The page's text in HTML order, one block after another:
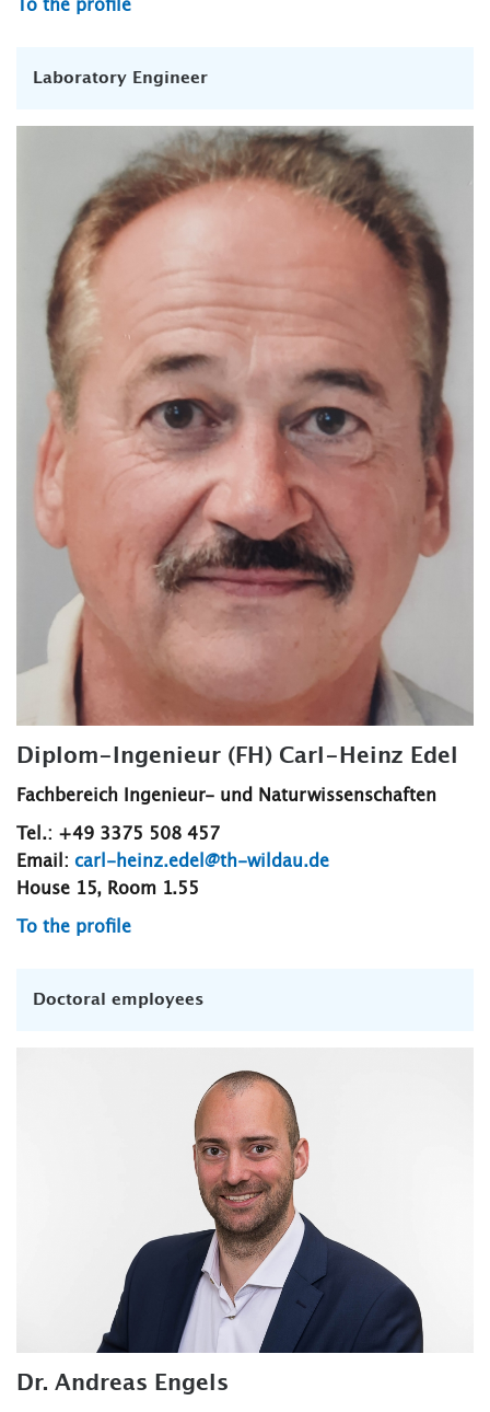
To the profile
Laboratory Engineer
Diplom-Ingenieur (FH) Carl-Heinz Edel
Fachbereich Ingenieur- und Naturwissenschaften
Tel.: +49 3375 508 457
Email: carl-heinz.edel@th-wildau.de
House 15, Room 1.55
To the profile
Doctoral employees
Dr. Andreas Engels